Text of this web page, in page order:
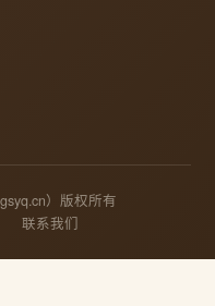
）版权所有
联系我们